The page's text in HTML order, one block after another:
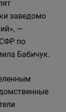
заведомо
—
по
Бабичук.